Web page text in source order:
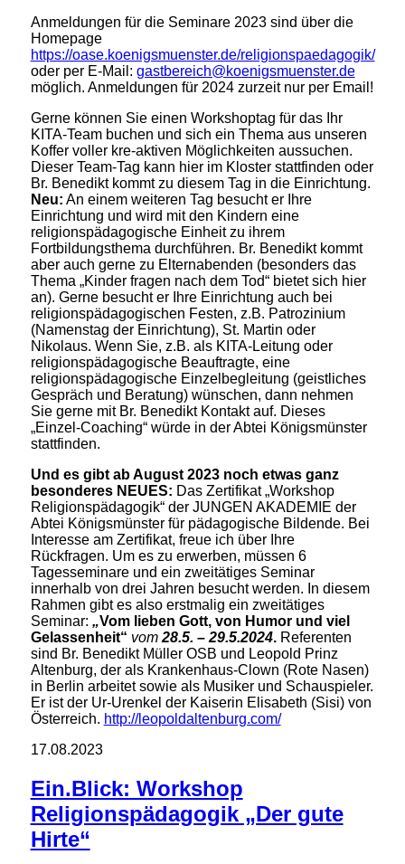
Anmeldungen für die Seminare 2023 sind über die
Homepage
https://oase.koenigsmuenster.de/religionspaedagogik/
oder per E-Mail: gastbereich@koenigsmuenster.de
möglich. Anmeldungen für 2024 zurzeit nur per Email!
Gerne können Sie einen Workshoptag für das Ihr
KITA-Team buchen und sich ein Thema aus unseren
Koffer voller kre-aktiven Möglichkeiten aussuchen.
Dieser Team-Tag kann hier im Kloster stattfinden oder
Br. Benedikt kommt zu diesem Tag in die Einrichtung.
Neu: An einem weiteren Tag besucht er Ihre
Einrichtung und wird mit den Kindern eine
religionspädagogische Einheit zu ihrem
Fortbildungsthema durchführen. Br. Benedikt kommt
aber auch gerne zu Elternabenden (besonders das
Thema „Kinder fragen nach dem Tod“ bietet sich hier
an). Gerne besucht er Ihre Einrichtung auch bei
religionspädagogischen Festen, z.B. Patrozinium
(Namenstag der Einrichtung), St. Martin oder
Nikolaus. Wenn Sie, z.B. als KITA-Leitung oder
religionspädagogische Beauftragte, eine
religionspädagogische Einzelbegleitung (geistliches
Gespräch und Beratung) wünschen, dann nehmen
Sie gerne mit Br. Benedikt Kontakt auf. Dieses
„Einzel-Coaching“ würde in der Abtei Königsmünster
stattfinden.
Und es gibt ab August 2023 noch etwas ganz
besonderes NEUES: Das Zertifikat „Workshop
Religionspädagogik“ der JUNGEN AKADEMIE der
Abtei Königsmünster für pädagogische Bildende. Bei
Interesse am Zertifikat, freue ich über Ihre
Rückfragen. Um es zu erwerben, müssen 6
Tagesseminare und ein zweitätiges Seminar
innerhalb von drei Jahren besucht werden. In diesem
Rahmen gibt es also erstmalig ein zweitätiges
Seminar: „Vom lieben Gott, von Humor und viel
Gelassenheit“ vom 28.5. – 29.5.2024.Referenten
sind Br. Benedikt Müller OSB und Leopold Prinz
Altenburg, der als Krankenhaus-Clown (Rote Nasen)
in Berlin arbeitet sowie als Musiker und Schauspieler.
Er ist der Ur-Urenkel der Kaiserin Elisabeth (Sisi) von
Österreich. http://leopoldaltenburg.com/
17.08.2023
Ein.Blick: Workshop
Religionspädagogik „Der gute
Hirte“